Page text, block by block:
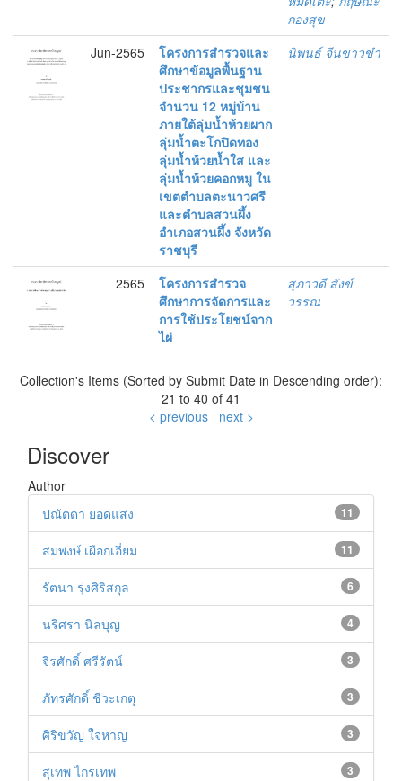
กองสุข
Jun-2565
โครงการสํารวจและ
ศึกษาข้อมูลพื้นฐาน
ประชากรและชุมชน
จํานวน 12 หมู่บ้าน
ภายใต้ลุ่มน้ำห้วยผาก
ลุ่มน้ำตะโกปิดทอง
ลุ่มน้ำห้วยน้ำใส และ
ลุ่มน้ำห้วยคอกหมู ใน
เขตตําบลตะนาวศรี
และตําบลสวนผึ้ง
อําเภอสวนผึ้ง จังหวัด
ราชบุรี
นิพนธ์ จีนขาวขํา
2565
โครงการสํารวจ
ศึกษาการจัดการและ
การใช้ประโยชน์จาก
ไผ่
สุภาวดี สังข์
วรรณ
Collection's Items (Sorted by Submit Date in Descending order):
21 to 40 of 41
< previous
next >
Discover
Author
11
ปณัตดา ยอดแสง
11
สมพงษ์ เผือกเอี่ยม
6
รัตนา รุ่งศิริสกุล
4
นริศรา นิลบุญ
3
จิรศักดิ์ ศรีรัตน์
3
ภัทรศักดิ์ ชีวะเกตุ
3
ศิริขวัญ ใจหาญ
3
สุเทพ ไกรเทพ